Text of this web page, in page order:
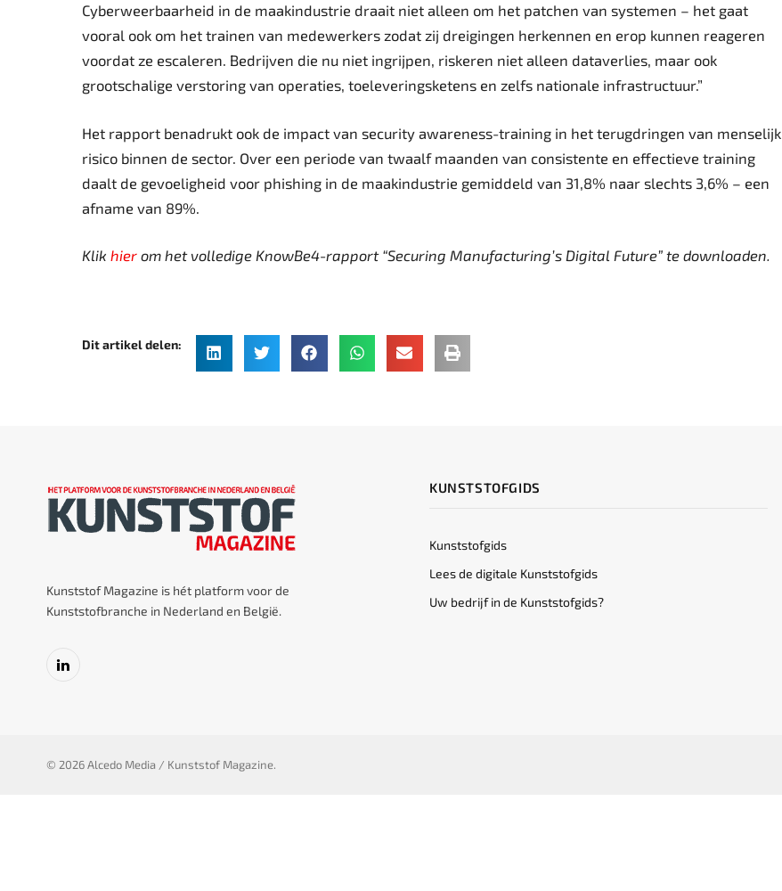
Cyberweerbaarheid in de maakindustrie draait niet alleen om het patchen van systemen – het gaat
vooral ook om het trainen van medewerkers zodat zij dreigingen herkennen en erop kunnen reageren
voordat ze escaleren. Bedrijven die nu niet ingrijpen, riskeren niet alleen dataverlies, maar ook
grootschalige verstoring van operaties, toeleveringsketens en zelfs nationale infrastructuur.”
Het rapport benadrukt ook de impact van security awareness-training in het terugdringen van menselijk
risico binnen de sector. Over een periode van twaalf maanden van consistente en effectieve training
daalt de gevoeligheid voor phishing in de maakindustrie gemiddeld van 31,8% naar slechts 3,6% – een
afname van 89%.
Klik hier om het volledige KnowBe4-rapport “Securing Manufacturing’s Digital Future” te downloaden.
Dit artikel delen:
Kunststof Magazine is hét platform voor de
Kunststofbranche in Nederland en België.
LinkedIn
KUNSTSTOFGIDS
Kunststofgids
Lees de digitale Kunststofgids
Uw bedrijf in de Kunststofgids?
© 2026 Alcedo Media / Kunststof Magazine.